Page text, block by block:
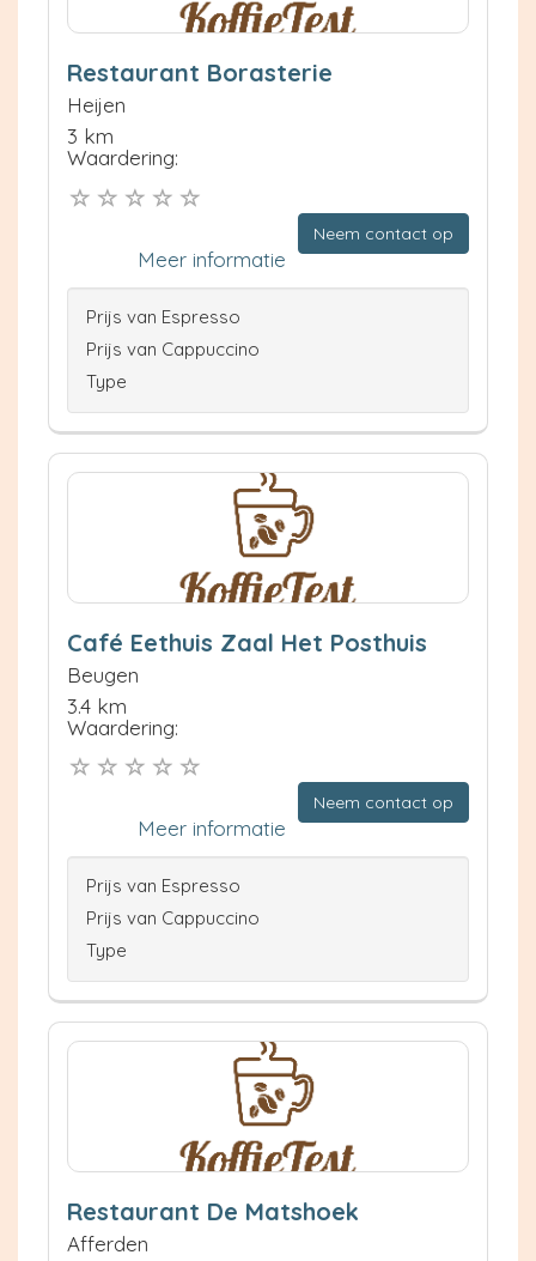
Restaurant Borasterie
Heijen
3 km
Waardering:
Neem contact op
Meer informatie
Prijs van Espresso
Prijs van Cappuccino
Type
Café Eethuis Zaal Het Posthuis
Beugen
3.4 km
Waardering:
Neem contact op
Meer informatie
Prijs van Espresso
Prijs van Cappuccino
Type
Restaurant De Matshoek
Afferden